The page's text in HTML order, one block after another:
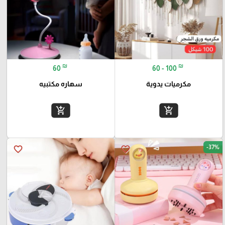
60 - 100 ₪
مكرميات يدوية
add_shopping_cart
60 ₪
سهاره مكتبيه
add_shopping_cart
favorite_border -37%
favorite_border